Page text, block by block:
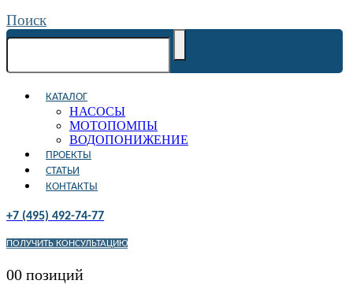
Поиск
КАТАЛОГ
НАСОСЫ
МОТОПОМПЫ
ВОДОПОНИЖЕНИЕ
ПРОЕКТЫ
СТАТЬИ
КОНТАКТЫ
+7 (495) 492-74-77
ПОЛУЧИТЬ КОНСУЛЬТАЦИЮ
00 позиций